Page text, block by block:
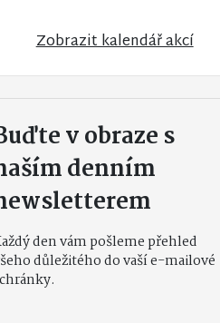
Zobrazit kalendář akcí
v obraze s
denním
den vám pošleme přehled
důležitého do vaší e-mailové